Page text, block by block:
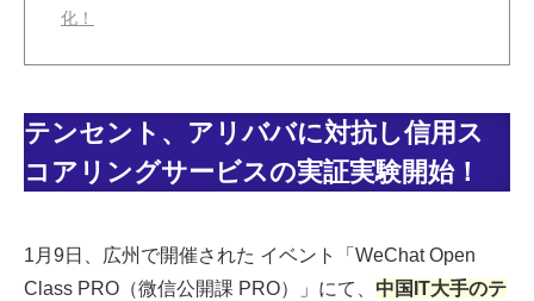
化！
テンセント、アリババに対抗し信用ス
コアリングサービスの実証実験開始！
1月9日、広州で開催された イベント「WeChat Open
Class PRO（微信公開課 PRO）」にて、 中国IT大手のテ